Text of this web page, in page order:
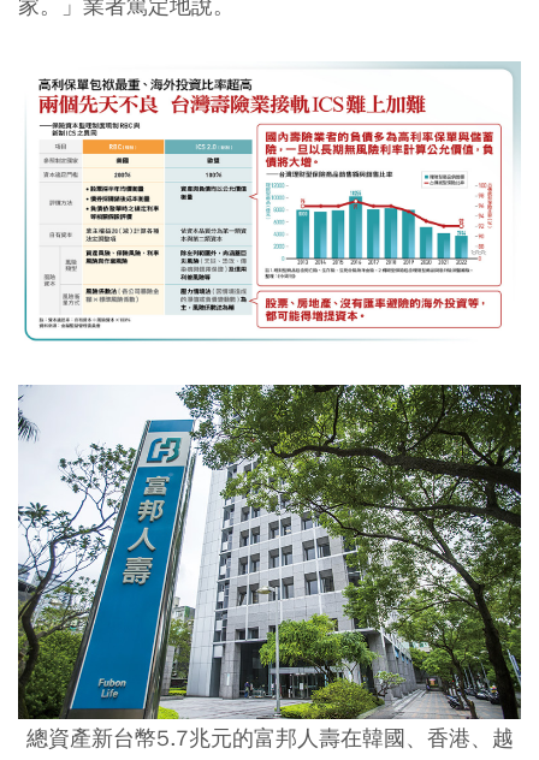
總資產新台幣5.7兆元的富邦人壽在韓國、香港、越